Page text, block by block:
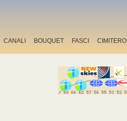
CANALI BOUQUET FASCI CIMITERO